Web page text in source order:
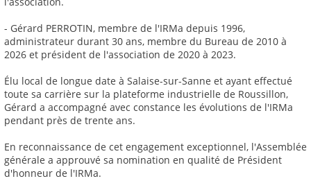
- Gérard PERROTIN, membre de l'IRMa depuis 1996,
administrateur durant 30 ans, membre du Bureau de 2010 à
2026 et président de l'association de 2020 à 2023.
Élu local de longue date à Salaise-sur-Sanne et ayant effectué
toute sa carrière sur la plateforme industrielle de Roussillon,
Gérard a accompagné avec constance les évolutions de l'IRMa
pendant près de trente ans.
En reconnaissance de cet engagement exceptionnel, l'Assemblée
générale a approuvé sa nomination en qualité de Président
d'honneur de l'IRMa.